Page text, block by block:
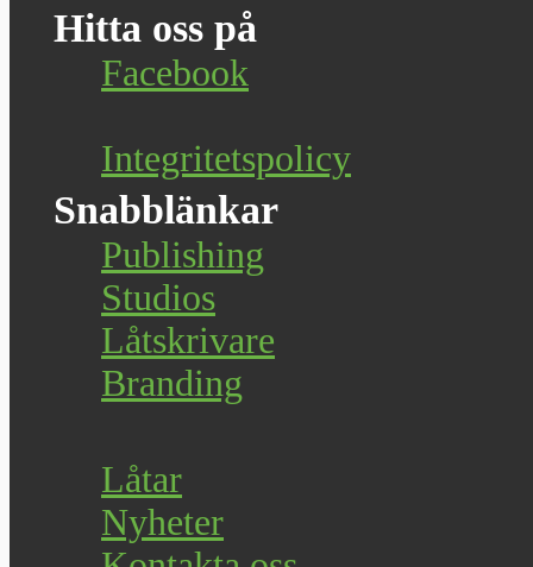
Hitta oss på
Facebook
Integritetspolicy
Snabblänkar
Publishing
Studios
Låtskrivare
Branding
Låtar
Nyheter